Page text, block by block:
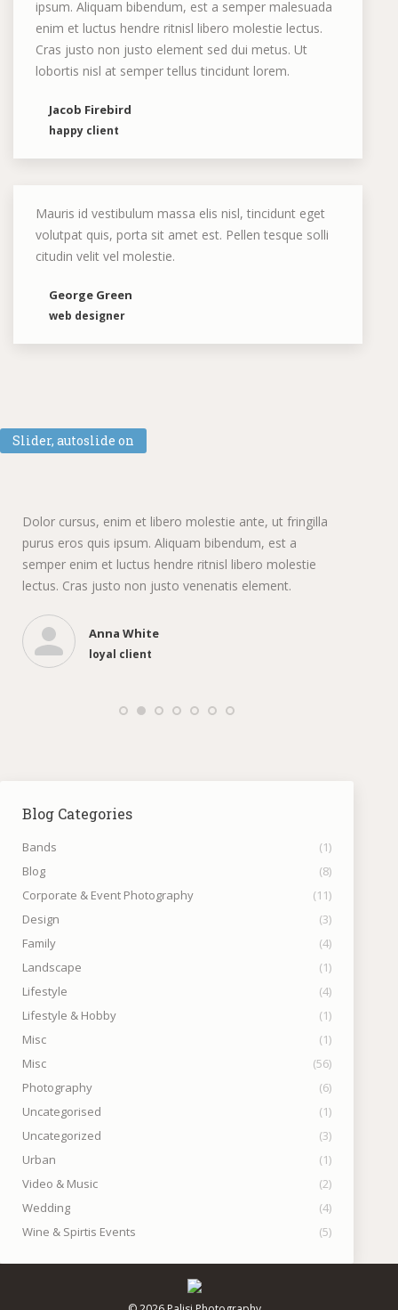
ipsum. Aliquam bibendum, est a semper malesuada
enim et luctus hendre ritnisl libero molestie lectus.
Cras justo non justo element sed dui metus. Ut
lobortis nisl at semper tellus tincidunt lorem.
Jacob Firebird
happy client
Mauris id vestibulum massa elis nisl, tincidunt eget
volutpat quis, porta sit amet est. Pellen tesque solli
citudin velit vel molestie.
George Green
web designer
Slider, autoslide on
Dolor cursus, enim et libero molestie ante, ut fringilla
purus eros quis ipsum. Aliquam bibendum, est a
semper enim et luctus hendre ritnisl libero molestie
lectus. Cras justo non justo venenatis element.
Anna White
loyal client
Blog Categories
Bands
(1)
Blog
(8)
Corporate & Event Photography
(11)
Design
(3)
Family
(4)
Landscape
(1)
Lifestyle
(4)
Lifestyle & Hobby
(1)
Misc
(1)
Misc
(56)
Photography
(6)
Uncategorised
(1)
Uncategorized
(3)
Urban
(1)
Video & Music
(2)
Wedding
(4)
Wine & Spirtis Events
(5)